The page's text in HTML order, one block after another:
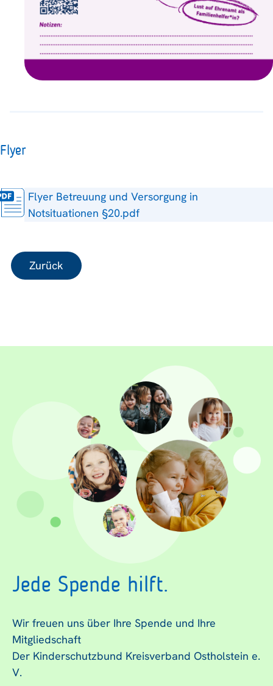
Flyer
Flyer Betreuung und Versorgung in
Notsituationen §20.pdf
Zurück
Jede Spende hilft.
Wir freuen uns über Ihre Spende und Ihre
Mitgliedschaft
Der Kinderschutzbund Kreisverband Ostholstein e.
V.